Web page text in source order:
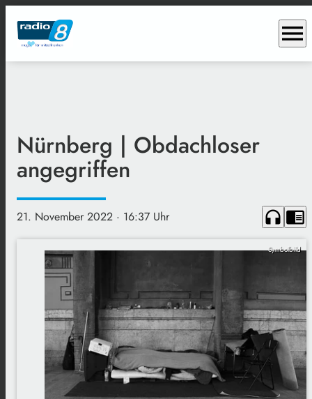
menu
Nürnberg | Obdachloser
angegriffen
21. November 2022 · 16:37 Uhr headphones chrome_reader_mode
Symbolbild